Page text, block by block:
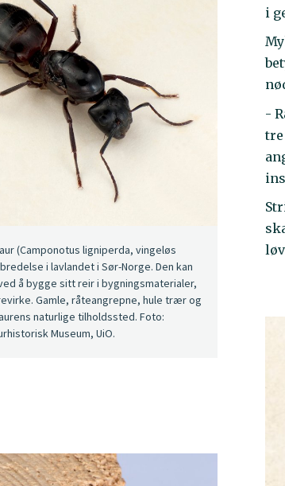
i
-
tre
(Camponotus ligniperda, vingeløs
i lavlandet i Sør-Norge. Den kan
å bygge sitt reir i bygningsmaterialer,
Gamle, råteangrepne, hule trær og
naturlige tilholdssted. Foto:
Museum, UiO.